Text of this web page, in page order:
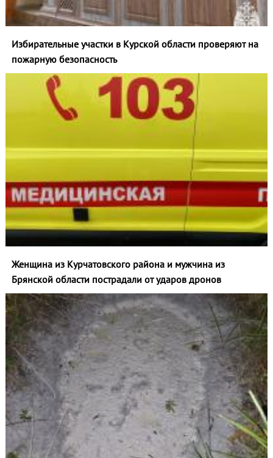
Избирательные участки в Курской области проверяют на
пожарную безопасность
Женщина из Курчатовского района и мужчина из
Брянской области пострадали от ударов дронов